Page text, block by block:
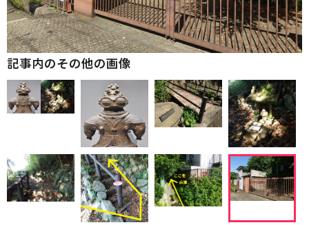
記事内のその他の画像